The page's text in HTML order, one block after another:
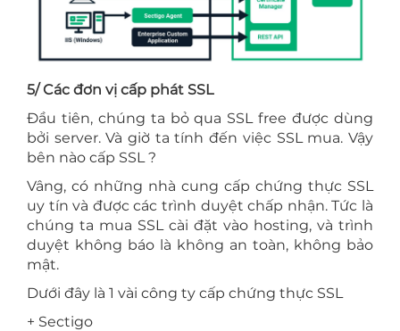
5/ Các đơn vị cấp phát SSL
Đầu tiên, chúng ta bỏ qua SSL free được dùng
bởi server. Và giờ ta tính đến việc SSL mua. Vậy
bên nào cấp SSL ?
Vâng, có những nhà cung cấp chứng thực SSL
uy tín và được các trình duyệt chấp nhận. Tức là
chúng ta mua SSL cài đặt vào hosting, và trình
duyệt không báo là không an toàn, không bảo
mật.
Dưới đây là 1 vài công ty cấp chứng thực SSL
+ Sectigo